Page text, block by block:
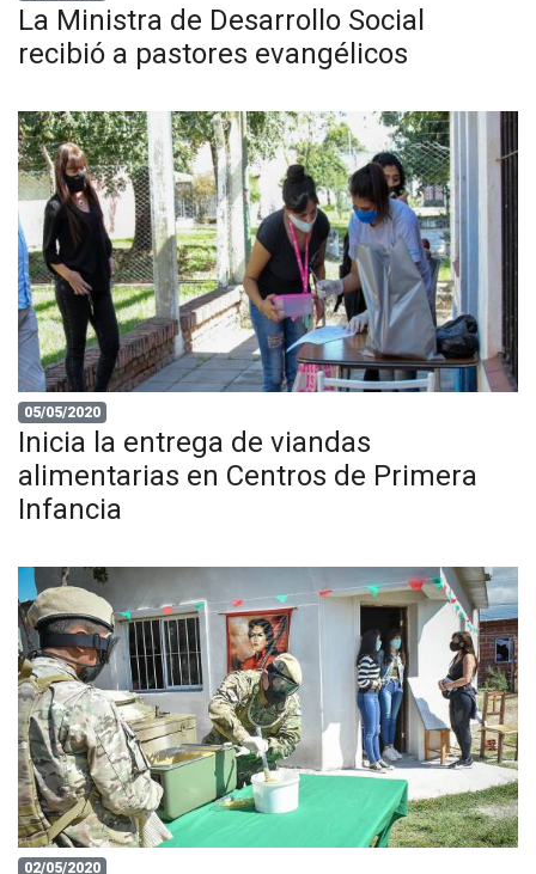
La Ministra de Desarrollo Social
recibió a pastores evangélicos
05/05/2020
Inicia la entrega de viandas
alimentarias en Centros de Primera
Infancia
02/05/2020